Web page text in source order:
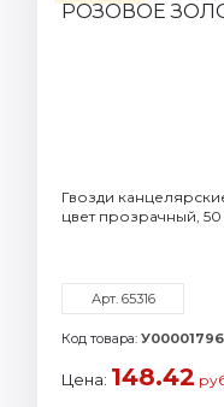
Гвозди
цвет прозрачный,
Арт. 65316
Код товара:
Цена: 148.42